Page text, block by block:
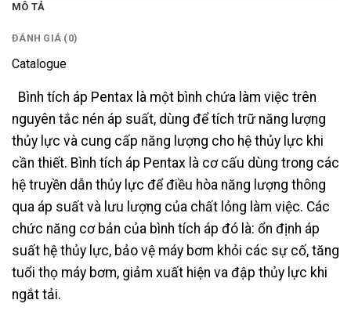
MÔ TẢ
ĐÁNH GIÁ (0)
Catalogue
Bình tích áp Pentax là một bình chứa làm việc trên
nguyên tắc nén áp suất, dùng để tích trữ năng lượng
thủy lực và cung cấp năng lượng cho hệ thủy lực khi
cần thiết. Bình tích áp Pentax là cơ cấu dùng trong các
hệ truyền dẫn thủy lực để điều hòa năng lượng thông
qua áp suất và lưu lượng của chất lỏng làm việc. Các
chức năng cơ bản của bình tích áp đó là: ổn định áp
suất hệ thủy lực, bảo vệ máy bơm khỏi các sự cố, tăng
tuổi thọ máy bơm, giảm xuất hiện va đập thủy lực khi
ngắt tải.